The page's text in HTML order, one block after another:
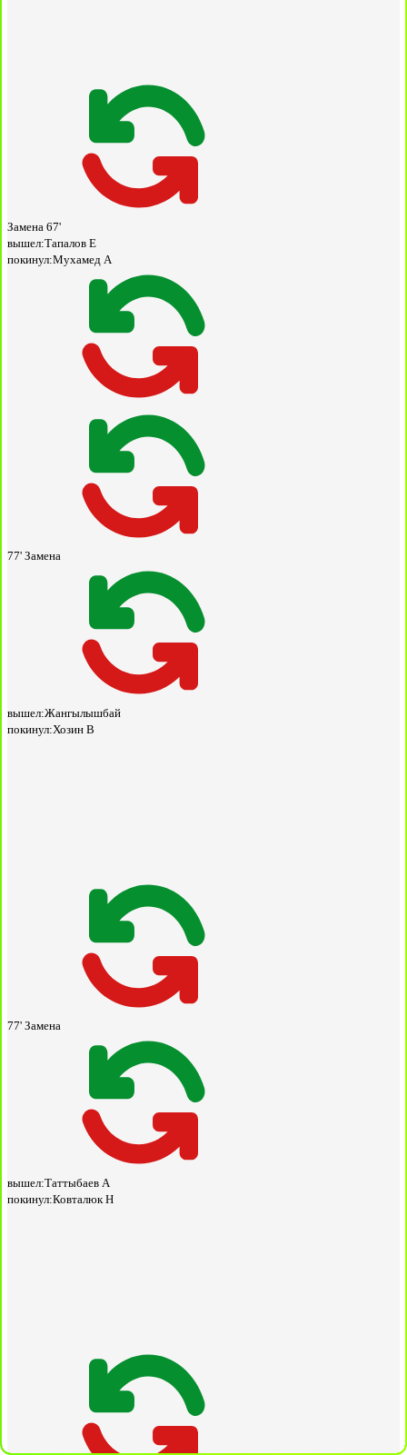
Замена 67'
вышел:Тапалов Е
покинул:Мухамед А
77' Замена
вышел:Жангылышбай
покинул:Хозин В
77' Замена
вышел:Таттыбаев А
покинул:Ковталюк Н